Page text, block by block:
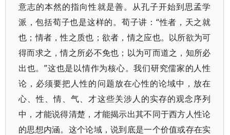
意志的本然的指向性就是善。从孔子开始到思孟学
派，包括荀子也是这样的。荀子讲：“性者，天之就
也；情者，性之质也；欲者，情之应也。以所欲为可
得而求之，情之所必不免也；以为可而道之，知所必
出也。”这也是以情作为核心。我们研究儒家的人性
论，必须要把人性的问题放在心性的论域中，放在
心、性、情、气、才这些关涉人的实存的观念序列
中，才能说得清楚，才能揭示出其不同于西方人性论
的思想内涵。这个论域，说到底是一个价值或存在实